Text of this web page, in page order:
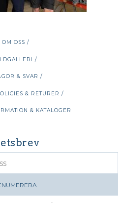
OM OSS /
/
& SVAR /
& RETURER /
& KATALOGER